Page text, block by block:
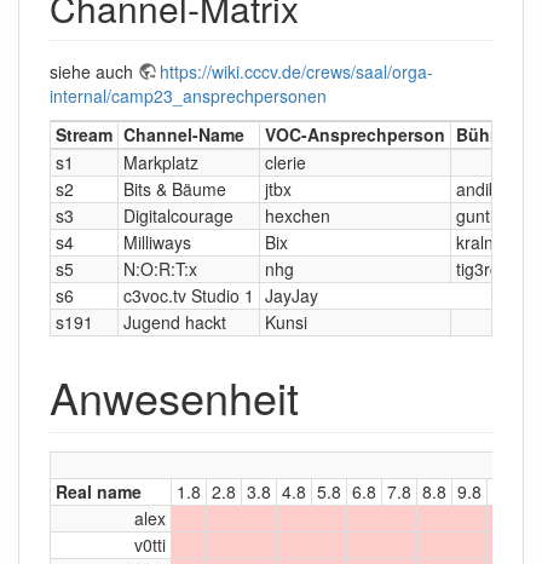
siehe auch
https://wiki.cccv.de/crews/saal/orga-
internal/camp23_ansprechpersonen
Stream Channel-Name VOC-Ansprechperson Bühne-
s1
Markplatz
clerie
s2
Bits & Bäume jtbx
andibraeu
s3
Digitalcourage hexchen
gunther
s4
Milliways Bix
kraln
s5
N:O:R:T:x nhg
tig3rch3n
s6
c3voc.tv Studio 1 JayJay
s191
Jugend hackt Kunsi
Anwesenheit
Real name 1.8 2.8 3.8 4.8 5.8 6.8 7.8 8.8 9.8
alex
v0tti